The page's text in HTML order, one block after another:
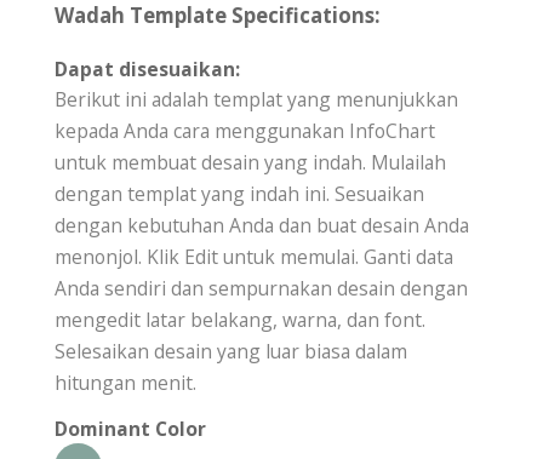
Wadah Template Specifications:
Dapat disesuaikan:
Berikut ini adalah templat yang menunjukkan
kepada Anda cara menggunakan InfoChart
untuk membuat desain yang indah. Mulailah
dengan templat yang indah ini. Sesuaikan
dengan kebutuhan Anda dan buat desain Anda
menonjol. Klik Edit untuk memulai. Ganti data
Anda sendiri dan sempurnakan desain dengan
mengedit latar belakang, warna, dan font.
Selesaikan desain yang luar biasa dalam
hitungan menit.
Dominant Color